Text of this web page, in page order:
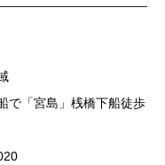
で「宮島」桟橋下船徒歩